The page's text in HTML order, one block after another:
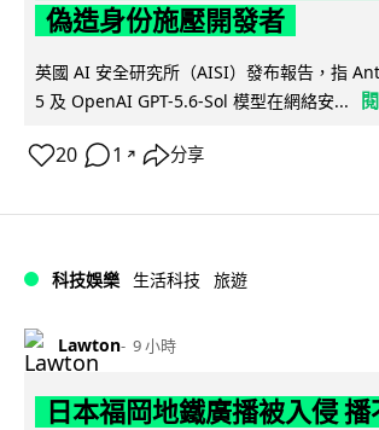
偽造身份施壓開發者
英國 AI 安全研究所（AISI）發布報告，指
5 及 OpenAI GPT-5.6-Sol 模型在網絡安...
20 1 ↗ 分享
科技娛樂 生活科技 旅遊
Lawton 9 小時
日本福岡地鐵廣播被入侵